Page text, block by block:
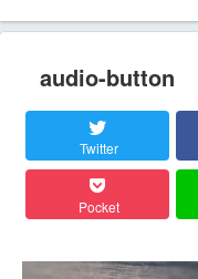
audio-button
Twitter
Pocket